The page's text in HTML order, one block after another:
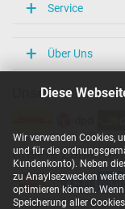
Diese
Wir verwenden Cookies,
und für die
Kundenkonto). Neben
zu Anaylsezwecken
optimieren können.
Speicherung aller
Service
Über Uns
Unsere
Unsere Zahlarten